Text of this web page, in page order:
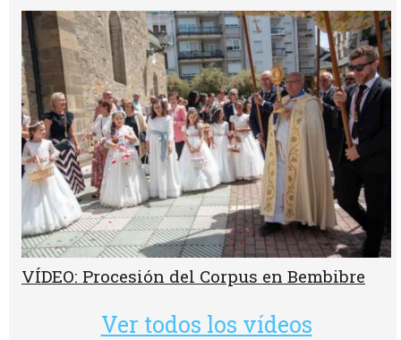
VÍDEO: Procesión del Corpus en Bembibre
Ver todos los vídeos